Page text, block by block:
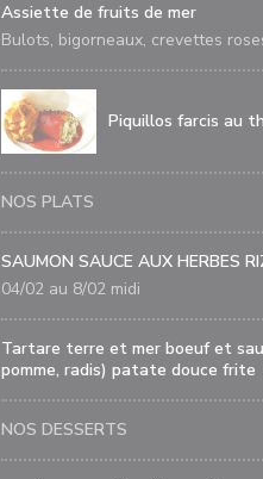
Assiette de fruits de mer
Bulots, bigorneaux, crevettes
Piquillos farcis au
NOS PLATS
SAUMON SAUCE AUX HERBES
04/02 au 8/02 midi
Tartare terre et mer boeuf et
pomme, radis) patate douce frite
NOS DESSERTS